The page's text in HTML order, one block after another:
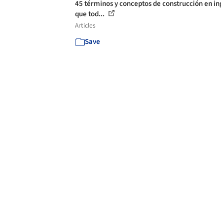
45 términos y conceptos de construcción en
que tod...
Articles
Save